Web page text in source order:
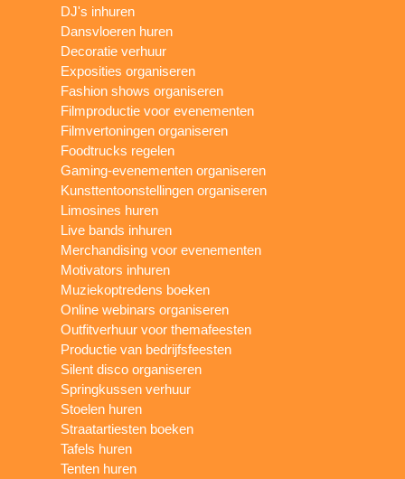
DJ's inhuren
Dansvloeren huren
Decoratie verhuur
Exposities organiseren
Fashion shows organiseren
Filmproductie voor evenementen
Filmvertoningen organiseren
Foodtrucks regelen
Gaming-evenementen organiseren
Kunsttentoonstellingen organiseren
Limosines huren
Live bands inhuren
Merchandising voor evenementen
Motivators inhuren
Muziekoptredens boeken
Online webinars organiseren
Outfitverhuur voor themafeesten
Productie van bedrijfsfeesten
Silent disco organiseren
Springkussen verhuur
Stoelen huren
Straatartiesten boeken
Tafels huren
Tenten huren